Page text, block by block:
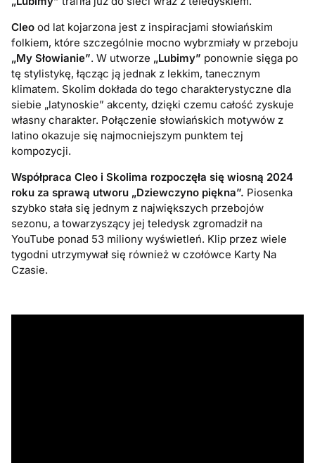
Cleo od lat kojarzona jest z inspiracjami słowiańskim
folkiem, które szczególnie mocno wybrzmiały w przeboju
„My Słowianie”. W utworze „Lubimy” ponownie sięga po
tę stylistykę, łącząc ją jednak z lekkim, tanecznym
klimatem. Skolim dokłada do tego charakterystyczne dla
siebie „latynoskie” akcenty, dzięki czemu całość zyskuje
własny charakter. Połączenie słowiańskich motywów z
latino okazuje się najmocniejszym punktem tej
kompozycji.
Współpraca Cleo i Skolima rozpoczęła się wiosną 2024
roku za sprawą utworu „Dziewczyno piękna”. Piosenka
szybko stała się jednym z największych przebojów
sezonu, a towarzyszący jej teledysk zgromadził na
YouTube ponad 53 miliony wyświetleń. Klip przez wiele
tygodni utrzymywał się również w czołówce Karty Na
Czasie.